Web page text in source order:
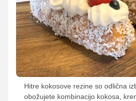
Hitre kokosove rezine so odlična
obožujete kombinacijo kokosa,